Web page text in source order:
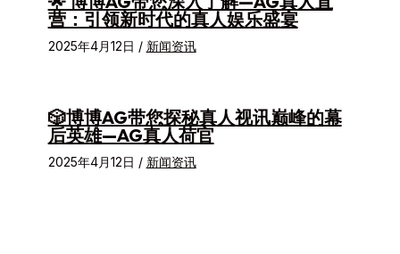
营：引领新时代的真人娱乐盛宴
2025年4月12日 / 新闻资讯
🎲博博AG带您探秘真人视讯巅峰的幕
后英雄—AG真人荷官
2025年4月12日 / 新闻资讯